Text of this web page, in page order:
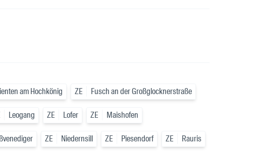
am Hochkönig ZE Fusch an der Großglocknerstraße
Leogang ZE Lofer ZE Maishofen
ZE Niedernsill ZE Piesendorf ZE Rauris